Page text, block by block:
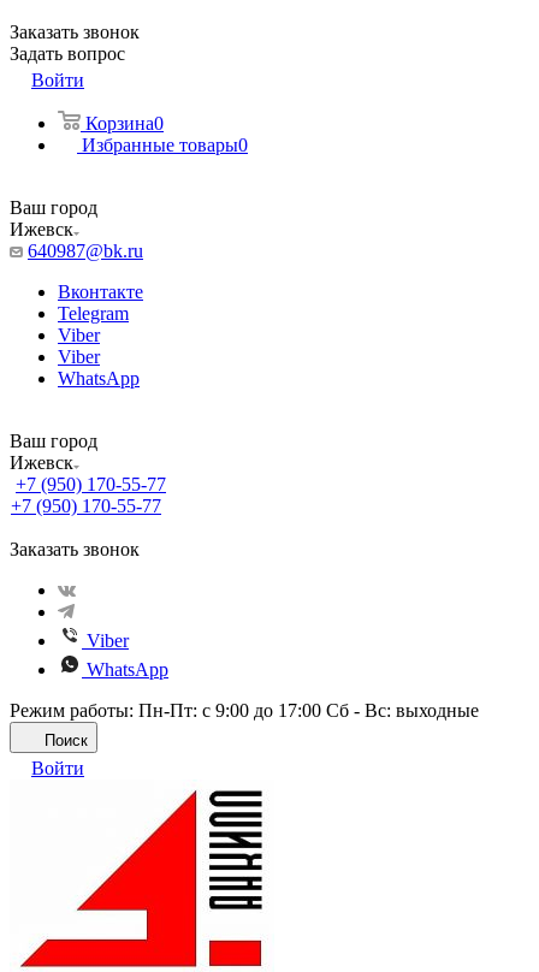
Заказать звонок
Задать вопрос
Войти
Корзина0
Избранные товары0
Ваш город
Ижевск
640987@bk.ru
Вконтакте
Telegram
Viber
Viber
WhatsApp
Ваш город
Ижевск
+7 (950) 170-55-77
+7 (950) 170-55-77
Заказать звонок
Viber
WhatsApp
Режим работы: Пн-Пт: с 9:00 до 17:00 Сб - Вс: выходные
Поиск
Войти